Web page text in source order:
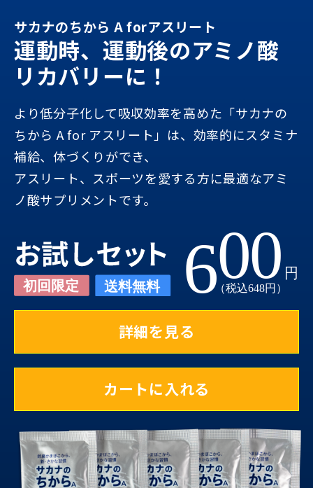
サカナのちから A forアスリート
運動時、運動後のアミノ酸
リカバリーに！
より低分子化して吸収効率を高めた「サカナの
ちから A for アスリート」は、効率的にスタミナ
補給、体づくりができ、
アスリート、スポーツを愛する方に最適なアミ
ノ酸サプリメントです。
詳細を見る
カートに入れる